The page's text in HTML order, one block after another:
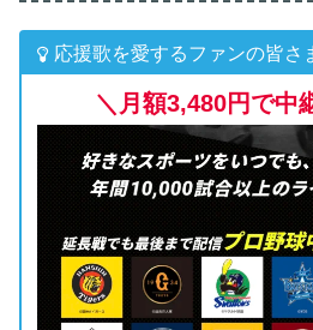
応援歌を愛するファンの皆さ
＼月額3,480円で中